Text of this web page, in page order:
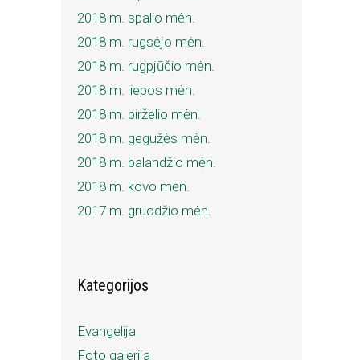
2018 m. spalio mėn.
2018 m. rugsėjo mėn.
2018 m. rugpjūčio mėn.
2018 m. liepos mėn.
2018 m. birželio mėn.
2018 m. gegužės mėn.
2018 m. balandžio mėn.
2018 m. kovo mėn.
2017 m. gruodžio mėn.
Kategorijos
Evangelija
Foto galerija